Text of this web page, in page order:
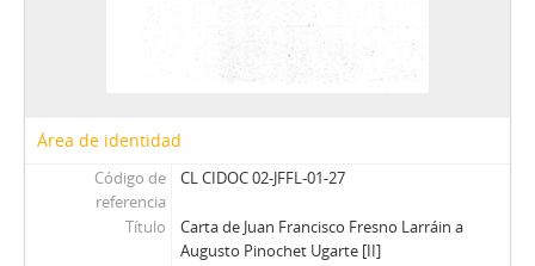
Área de identidad
Código de
referencia
CL CIDOC 02-JFFL-01-27
Título
Carta de Juan Francisco Fresno Larráin a
Augusto Pinochet Ugarte [II]